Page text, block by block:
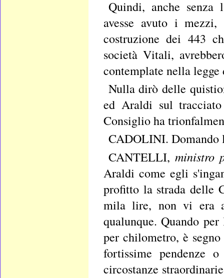
Quindi, anche senza
avesse avuto i mezzi,
costruzione dei 443
società Vitali,
contemplate nella legge
Nulla dirò delle
ed Araldi sul
Consiglio ha
CADOLINI. Domando
CANTELLI,ministro
Araldi come egli
profitto la strada delle
mila lire, non vi era
qualunque. Quando
per chilometro, è
fortissime pendenze
circostanze